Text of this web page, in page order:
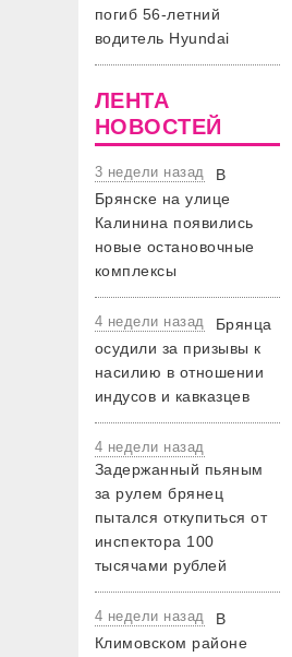
погиб 56-летний
водитель Hyundai
ЛЕНТА
НОВОСТЕЙ
3 недели назад
В
Брянске на улице
Калинина появились
новые остановочные
комплексы
4 недели назад
Брянца
осудили за призывы к
насилию в отношении
индусов и кавказцев
4 недели назад
Задержанный пьяным
за рулем брянец
пытался откупиться от
инспектора 100
тысячами рублей
4 недели назад
В
Климовском районе